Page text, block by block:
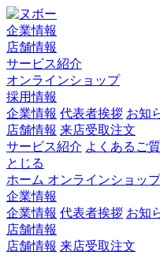
企業情報
店舗情報
サービス紹介
オンラインショップ
採用情報
企業情報 代表者挨拶 お知
店舗情報 来店受取注文
サービス紹介 よくあるご
とじる
ホーム オンラインショッ
企業情報
企業情報 代表者挨拶 お知
店舗情報
店舗情報 来店受取注文